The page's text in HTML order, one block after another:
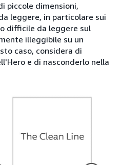
piccole dimensioni,
leggere, in particolare sui
difficile da leggere sul
illeggibile su un
caso, considera di
e di nasconderlo nella